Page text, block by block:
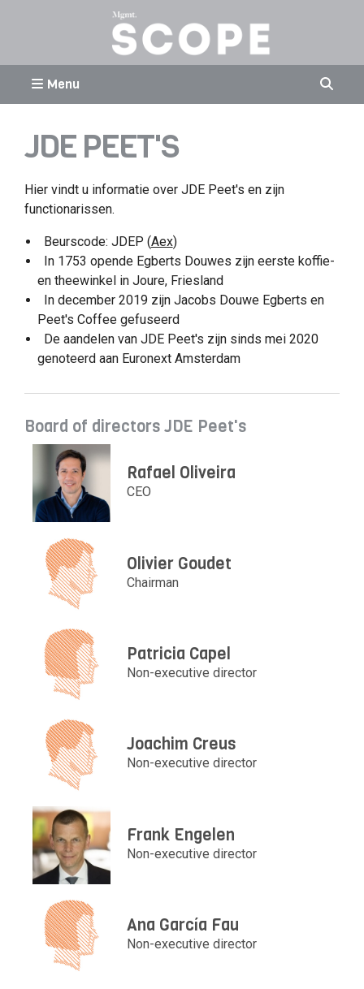
Menu
JDE PEET'S
Hier vindt u informatie over JDE Peet's en zijn
functionarissen.
Beurscode: JDEP (Aex)
In 1753 opende Egberts Douwes zijn eerste koffie-
en theewinkel in Joure, Friesland
In december 2019 zijn Jacobs Douwe Egberts en
Peet's Coffee gefuseerd
De aandelen van JDE Peet's zijn sinds mei 2020
genoteerd aan Euronext Amsterdam
Board of directors JDE Peet's
Rafael Oliveira
CEO
Olivier Goudet
Chairman
Patricia Capel
Non-executive director
Joachim Creus
Non-executive director
Frank Engelen
Non-executive director
Ana García Fau
Non-executive director